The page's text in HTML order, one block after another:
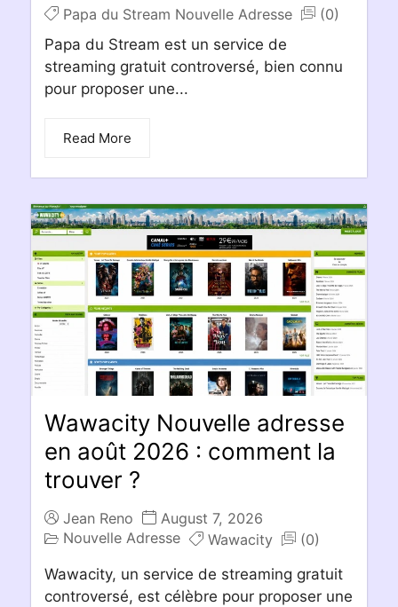
Papa du Stream Nouvelle Adresse
(0)
Papa du Stream est un service de
streaming gratuit controversé, bien connu
pour proposer une...
Read More
Wawacity Nouvelle adresse
en août 2026 : comment la
trouver ?
Jean Reno
August 7, 2026
Nouvelle Adresse
Wawacity
(0)
Wawacity, un service de streaming gratuit
controversé, est célèbre pour proposer une